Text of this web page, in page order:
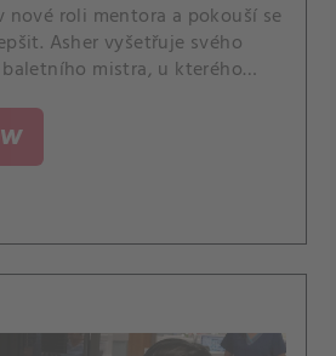
nové roli mentora a pokouší se
Asher vyšetřuje svého
mistra, u kterého